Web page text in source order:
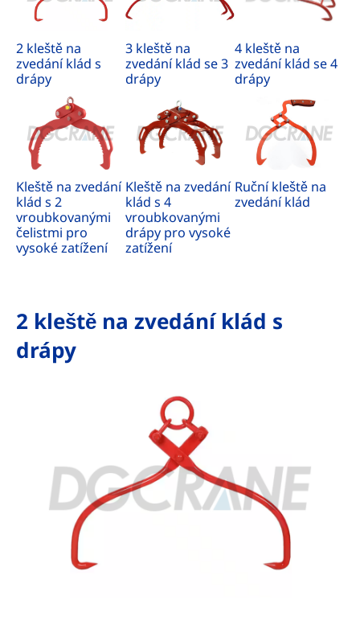
2 kleště na
zvedání klád s
drápy
3 kleště na
zvedání klád se 3
drápy
4 kleště na
zvedání klád se 4
drápy
Kleště na zvedání
klád s 2
vroubkovanými
čelistmi pro
vysoké zatížení
Kleště na zvedání
klád s 4
vroubkovanými
drápy pro vysoké
zatížení
Ruční kleště na
zvedání klád
2 kleště na zvedání klád s
drápy